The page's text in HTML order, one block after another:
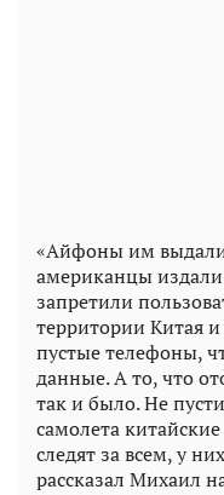
«Айфоны им
американцы издали
запретили
территории Китая
пустые телефоны,
данные. А то, что
так и было. Не
самолета
следят за всем, у
рассказал Михаил